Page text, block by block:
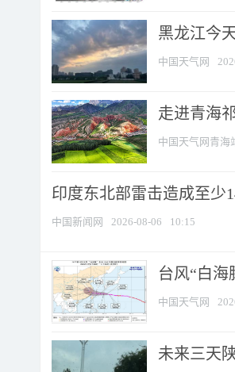
黑龙江今
中国天气网
走进青海
中国天气网青海
印度东北部雷击造成至少
中国新闻网 2026-08-06 10:15
台风“白海
中国天气网
未来三天